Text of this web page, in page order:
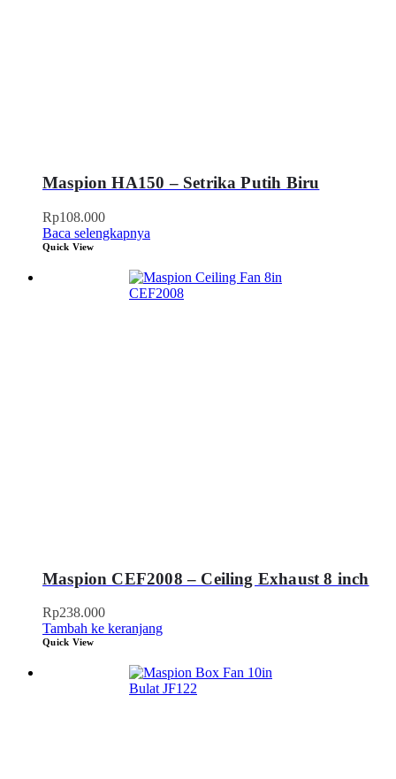
Maspion HA150 – Setrika Putih Biru
Rp108.000
Baca selengkapnya
Quick View
Maspion CEF2008 – Ceiling Exhaust 8 inch
Rp238.000
Tambah ke keranjang
Quick View